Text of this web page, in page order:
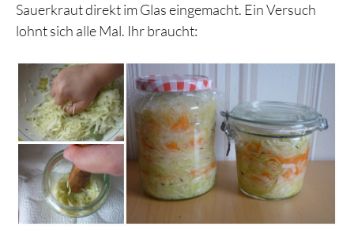
Sauerkraut direkt im Glas eingemacht. Ein Versuch
lohnt sich alle Mal. Ihr braucht: